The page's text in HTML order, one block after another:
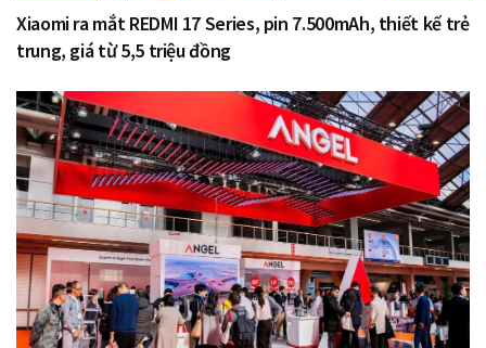
Xiaomi ra mắt REDMI 17 Series, pin 7.500mAh, thiết kế trẻ
trung, giá từ 5,5 triệu đồng